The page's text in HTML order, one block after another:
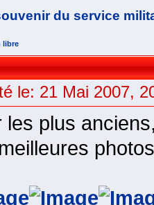
du service
libre
le: 21 Mai 2007,
les plus